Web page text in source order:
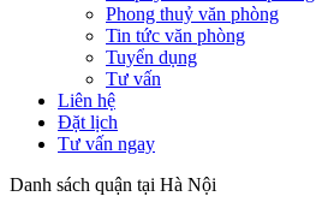
Phong thuỷ văn phòng
Tin tức văn phòng
Tuyển dụng
Tư vấn
Liên hệ
Đặt lịch
Tư vấn ngay
Danh sách quận tại Hà Nội